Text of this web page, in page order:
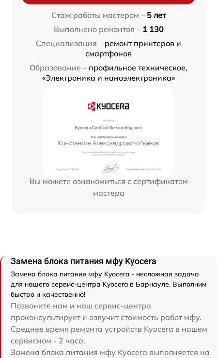
Стаж работы мастером – 5 лет
Выполнено ремонтов – 1 130
Специализация – ремонт принтеров и
смартфонов
Образование – профильное техническое,
«Электроника и наноэлектроника»
Вы можете ознакомиться с сертификатом
мастера
Замена блока питания мфу Kyocera
Замена блока питания мфу Kyocera - несложная задача
для нашего сервис-центра Kyocera в Барнауле. Выполним
быстро и качественно!
Позвоните нам и наш сервис-центра
проконсультирует и озвучит стоимость работ мфу.
Среднее время ремонта устройств Kyocera в нашем
сервисном - 2 часа.
Замена блока питания мфу Kyocera выполняется на